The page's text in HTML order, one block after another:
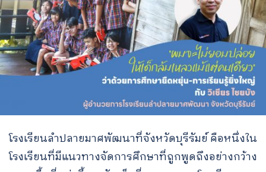
โรงเรียนลำปลายมาศพัฒนาที่จังหวัดบุรีรัมย์ คือหนึ่งใน
โรงเรียนที่มีแนวทางจัดการศึกษาที่ถูกพูดถึงอย่างกว้าง